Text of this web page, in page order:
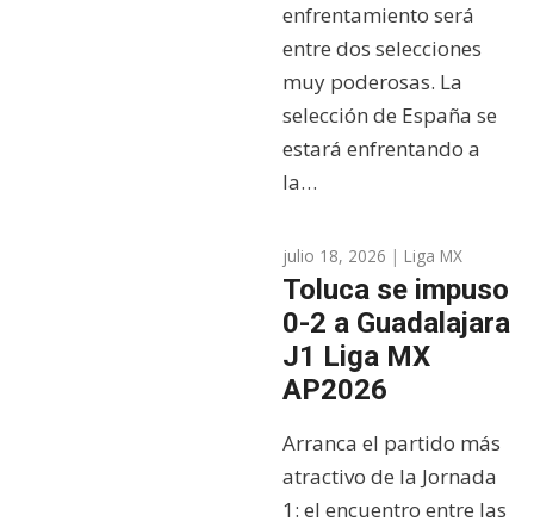
enfrentamiento será
entre dos selecciones
muy poderosas. La
selección de España se
estará enfrentando a
la…
Toluca se impuso
0-2 a Guadalajara
J1 Liga MX
AP2026
julio 18, 2026 | Liga MX
Arranca el partido más
atractivo de la Jornada
1: el encuentro entre las